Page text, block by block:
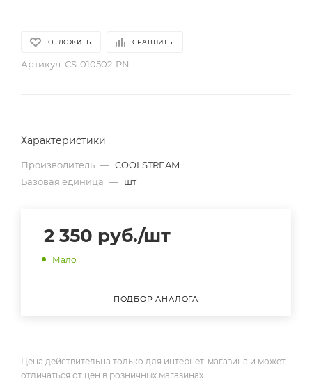
ОТЛОЖИТЬ СРАВНИТЬ
Артикул: CS-010502-PN
Характеристики
Производитель — COOLSTREAM
Базовая единица — шт
2 350 руб./шт
Мало
ПОДБОР АНАЛОГА
Цена действительна только для интернет-магазина и может
отличаться от цен в розничных магазинах